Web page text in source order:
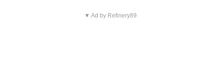
▼ Ad by Refinery89